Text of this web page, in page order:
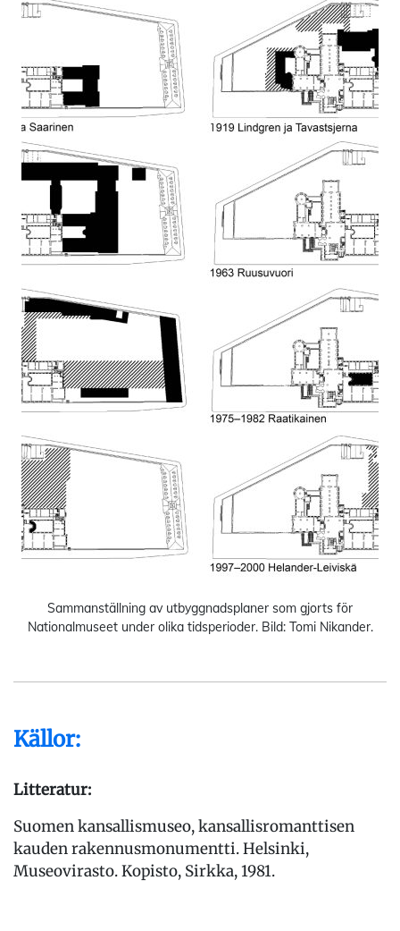
Sammanställning av utbyggnadsplaner som gjorts för
Nationalmuseet under olika tidsperioder. Bild: Tomi Nikander.
Källor:
Litteratur:
Suomen kansallismuseo, kansallisromanttisen
kauden rakennusmonumentti. Helsinki,
Museovirasto. Kopisto, Sirkka, 1981.